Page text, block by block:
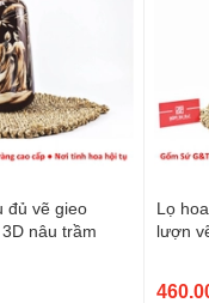
đủ vẽ gieo
nâu trầm
Lọ
lượn